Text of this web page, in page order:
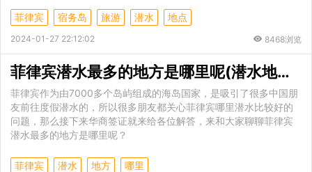
菲律宾 宿务岛 旅游 潜水 地点
2024-01-27 22:12:02 8468浏览
菲律宾潜水最多的地方是哪里呢(潜水地点最新介绍)
菲律宾作为由7000多个岛屿组成的海岛国家，是吸引了很多中国朋
友前往度假潜水的，所以很多朋友都关心菲律宾哪里潜水比较好的
问题，那么接下来华商签证就来给各位解答，来和大家聊聊菲律宾
潜水最多的地方是哪里呢？
菲律宾 潜水 地方 哪里